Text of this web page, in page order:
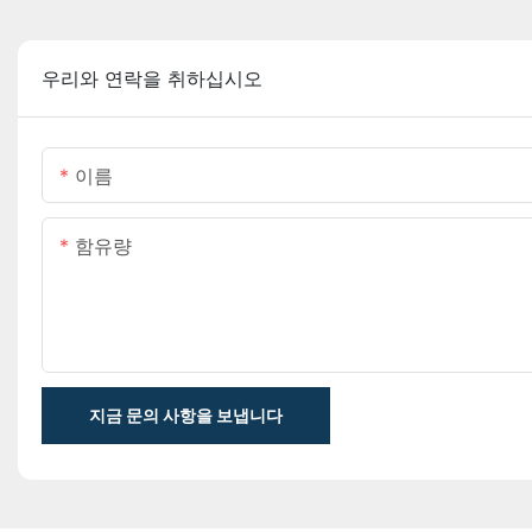
우리와 연락을 취하십시오
이름
함유량
지금 문의 사항을 보냅니다